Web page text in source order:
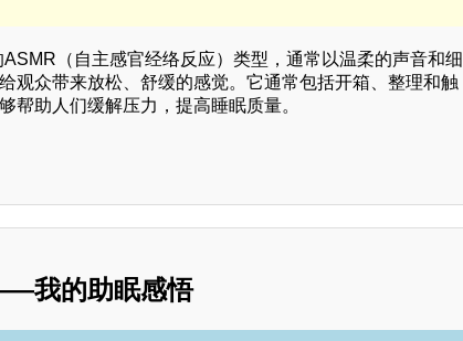
（自主感官经络反应）类型，通常以温柔的声音和细
观众带来放松、舒缓的感觉。它通常包括开箱、整理和触
帮助人们缓解压力，提高睡眠质量。
我的助眠感悟